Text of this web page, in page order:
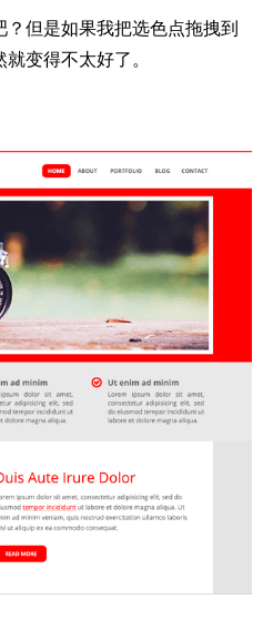
但是如果我把选色点拖拽到
变得不太好了。